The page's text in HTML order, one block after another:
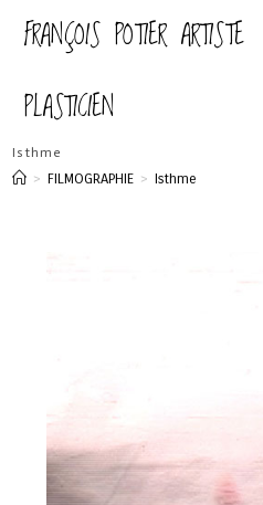
FRANÇOIS POTIER ARTISTE
PLASTICIEN
Isthme
> FILMOGRAPHIE > Isthme